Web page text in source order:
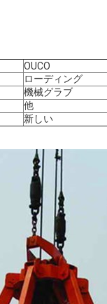
OUCO
ローディング
機械グラブ
他
新しい